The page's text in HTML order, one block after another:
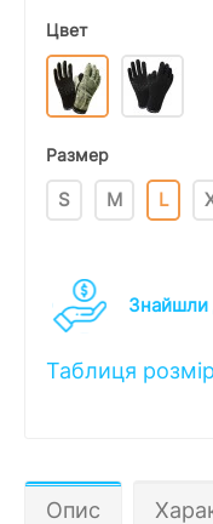
Цвет
Размер
S M L
Знайшли
Таблиця
Опис